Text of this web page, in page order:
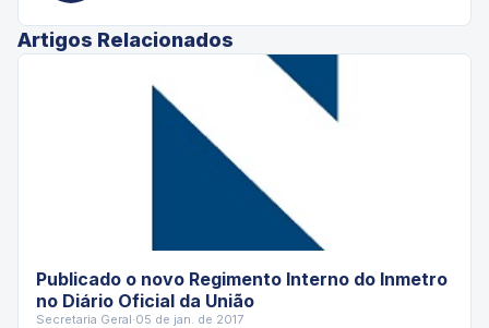
Artigos Relacionados
Publicado o novo Regimento Interno do Inmetro
no Diário Oficial da União
Secretaria Geral·05 de jan. de 2017